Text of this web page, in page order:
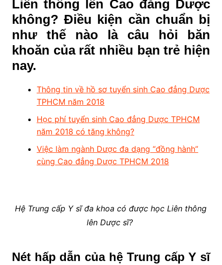
Liên thông lên Cao đẳng Dược
không? Điều kiện cần chuẩn bị
như thế nào là câu hỏi băn
khoăn của rất nhiều bạn trẻ hiện
nay.
Thông tin về hồ sơ tuyển sinh Cao đẳng Dược
TPHCM năm 2018
Học phí tuyển sinh Cao đẳng Dược TPHCM
năm 2018 có tăng không?
Việc làm ngành Dược đa dạng “đồng hành”
cùng Cao đẳng Dược TPHCM 2018
Hệ Trung cấp Y sĩ đa khoa có được học Liên thông
lên Dược sĩ?
Nét hấp dẫn của hệ Trung cấp Y sĩ